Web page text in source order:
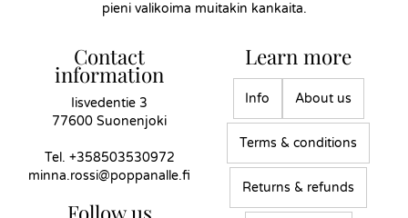
pieni valikoima muitakin kankaita.
Contact
information
Iisvedentie 3
77600 Suonenjoki
Tel. +358503530972
minna.rossi@poppanalle.fi
Learn more
Info About us
Terms & conditions
Returns & refunds